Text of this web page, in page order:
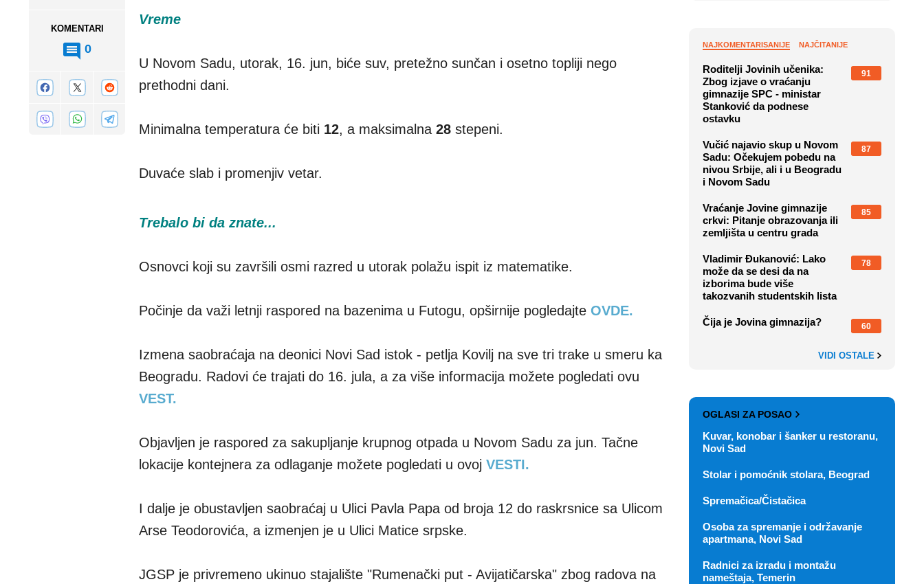
KOMENTARI
0
Vreme
U Novom Sadu, utorak, 16. jun, biće suv, pretežno sunčan i osetno topliji nego
prethodni dani.
Minimalna temperatura će biti 12, a maksimalna 28 stepeni.
Duvaće slab i promenjiv vetar.
Trebalo bi da znate...
Osnovci koji su završili osmi razred u utorak polažu ispit iz matematike.
Počinje da važi letnji raspored na bazenima u Futogu, opširnije pogledajte OVDE.
Izmena saobraćaja na deonici Novi Sad istok - petlja Kovilj na sve tri trake u smeru ka
Beogradu. Radovi će trajati do 16. jula, a za više informacija možete pogledati ovu
VEST.
Objavljen je raspored za sakupljanje krupnog otpada u Novom Sadu za jun. Tačne
lokacije kontejnera za odlaganje možete pogledati u ovoj VESTI.
I dalje je obustavljen saobraćaj u Ulici Pavla Papa od broja 12 do raskrsnice sa Ulicom
Arse Teodorovića, a izmenjen je u Ulici Matice srpske.
JGSP je privremeno ukinuo stajalište "Rumenački put - Avijatičarska" zbog radova na
NAJKOMENTARISANIJE NAJČITANIJE
Roditelji Jovinih učenika:
Zbog izjave o vraćanju
gimnazije SPC - ministar
Stanković da podnese
ostavku
91
Vučić najavio skup u Novom
Sadu: Očekujem pobedu na
nivou Srbije, ali i u Beogradu
i Novom Sadu
87
Vraćanje Jovine gimnazije
crkvi: Pitanje obrazovanja ili
zemljišta u centru grada
85
Vladimir Đukanović: Lako
može da se desi da na
izborima bude više
takozvanih studentskih lista
78
Čija je Jovina gimnazija? 60
VIDI OSTALE
OGLASI ZA POSAO
Kuvar, konobar i šanker u restoranu,
Novi Sad
Stolar i pomoćnik stolara, Beograd
Spremačica/Čistačica
Osoba za spremanje i održavanje
apartmana, Novi Sad
Radnici za izradu i montažu
nameštaja, Temerin